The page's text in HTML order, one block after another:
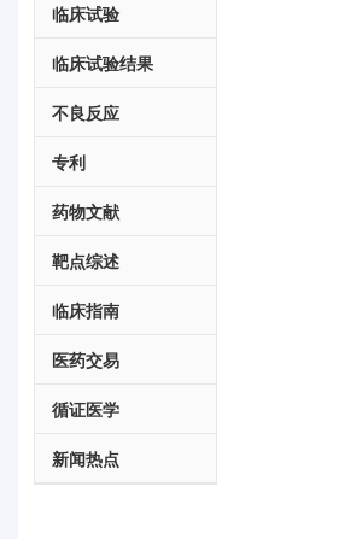
临床试验
临床试验结果
不良反应
专利
药物文献
靶点综述
临床指南
医药交易
循证医学
新闻热点